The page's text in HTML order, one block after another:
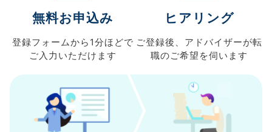
無料お申込み
登録フォームから 1分ほどで
ご入力 いただけます
ヒアリング
ご登録後、 アドバイザーが転
職のご希望を伺います